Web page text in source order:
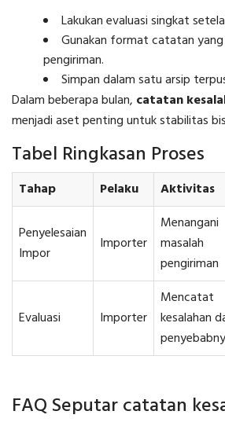
Lakukan evaluasi singkat
Gunakan format catatan
pengiriman.
Simpan dalam satu arsip
Dalam beberapa bulan, catatan
menjadi aset penting untuk stabilitas
Tabel Ringkasan Proses
Tahap Pelaku Aktivitas
Penyelesaian
Impor
Importer
Menangani
masalah
pengiriman
Evaluasi Importer
Mencatat
kesalahan
FAQ Seputar catatan